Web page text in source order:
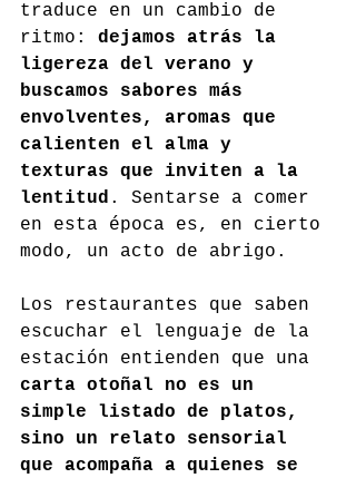
traduce en un cambio de
ritmo: dejamos atrás la
ligereza del verano y
buscamos sabores más
envolventes, aromas que
calienten el alma y
texturas que inviten a la
lentitud . Sentarse a comer
en esta época es, en cierto
modo, un acto de abrigo.
Los restaurantes que saben
escuchar el lenguaje de la
estación entienden que una
carta otoñal no es un
simple listado de platos,
sino un relato sensorial
que acompaña a quienes se